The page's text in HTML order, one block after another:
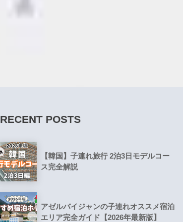
RECENT POSTS
【韓国】子連れ旅行 2泊3日モデルコー
ス完全解説
アゼルバイジャンの子連れオススメ宿泊
エリア完全ガイド【2026年最新版】